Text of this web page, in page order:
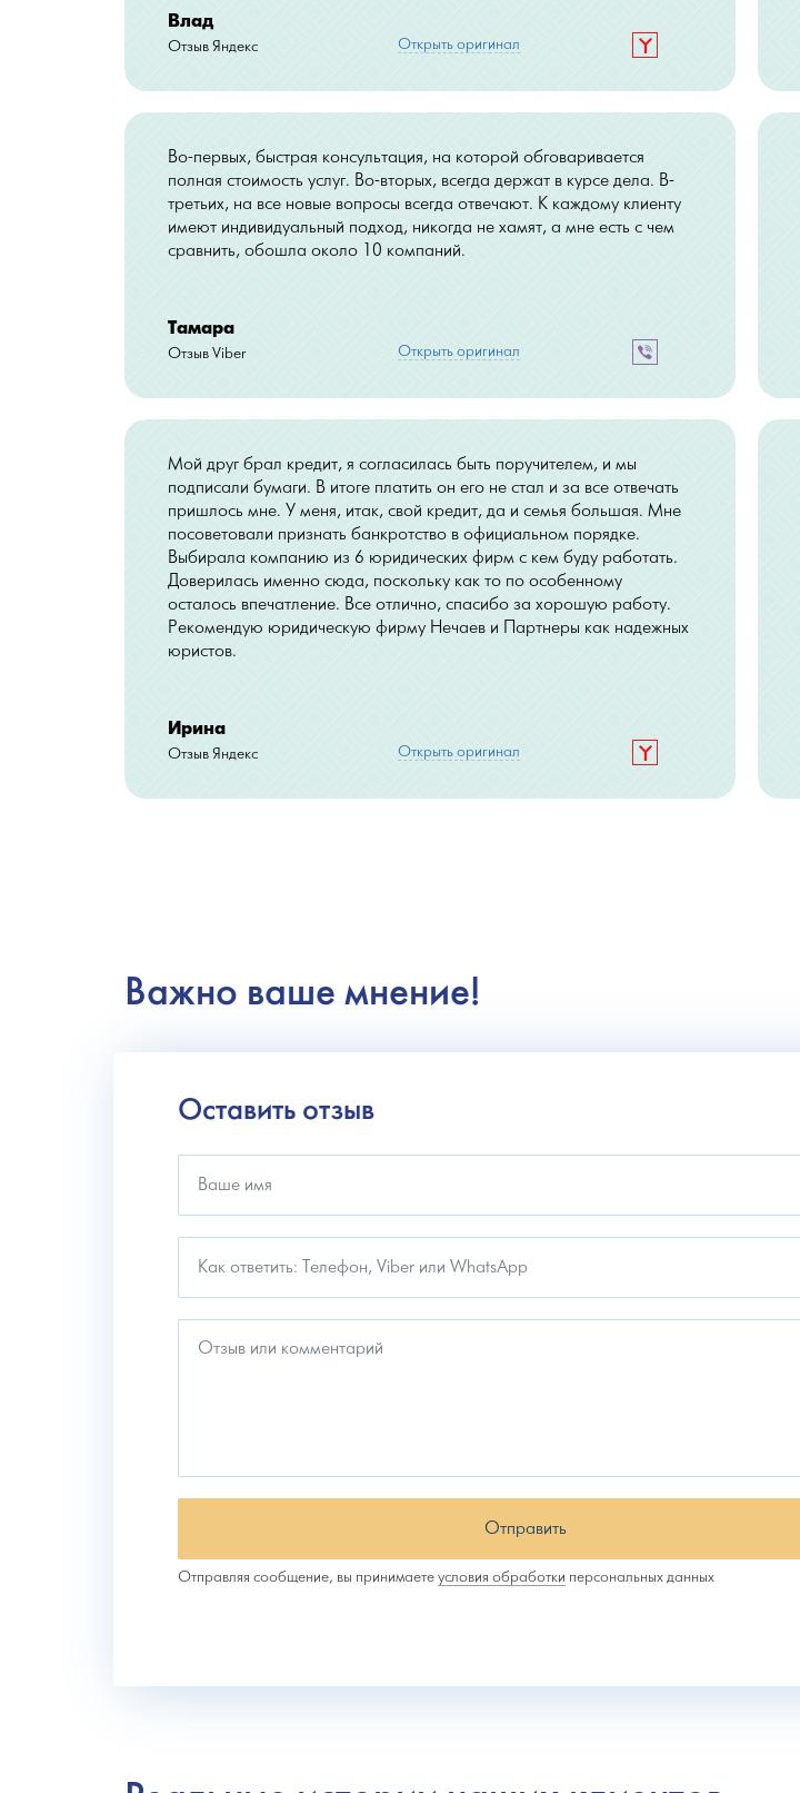
Влад
Отзыв Яндекс Открыть оригинал
Во-первых, быстрая консультация, на которой обговаривается
полная стоимость услуг. Во-вторых, всегда держат в курсе дела. В-
третьих, на все новые вопросы всегда отвечают. К каждому клиенту
имеют индивидуальный подход, никогда не хамят, а мне есть с чем
сравнить, обошла около 10 компаний.
Тамара
Отзыв Viber Открыть оригинал
Мой друг брал кредит, я согласилась быть поручителем, и мы
подписали бумаги. В итоге платить он его не стал и за все отвечать
пришлось мне. У меня, итак, свой кредит, да и семья большая. Мне
посоветовали признать банкротство в официальном порядке.
Выбирала компанию из 6 юридических фирм с кем буду работать.
Доверилась именно сюда, поскольку как то по особенному
осталось впечатление. Все отлично, спасибо за хорошую работу.
Рекомендую юридическую фирму Нечаев и Партнеры как надежных
юристов.
Ирина
Отзыв Яндекс Открыть оригинал
Важно ваше мнение!
Оставить отзыв
Отправить
Отправляя сообщение, вы принимаете условия обработки персональных данных